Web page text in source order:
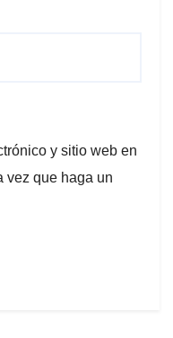
y sitio web en
vez que haga un